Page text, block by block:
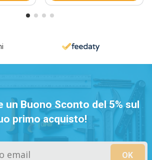
un Buono Sconto del 5% sul
primo acquisto!